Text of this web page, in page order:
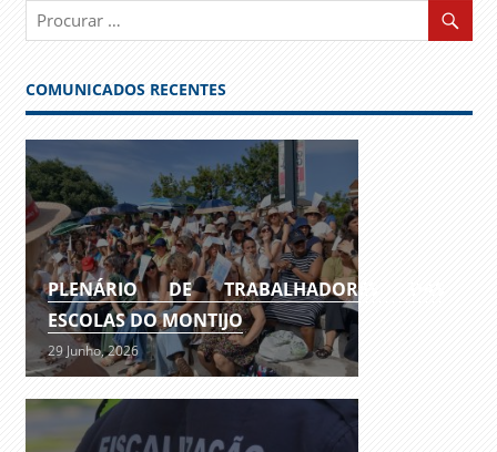
COMUNICADOS RECENTES
PLENÁRIO DE TRABALHADORES DAS
ESCOLAS DO MONTIJO
29 Junho, 2026